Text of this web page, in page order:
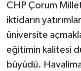
CHP Çorum
iktidarın
üniversite
eğitimin kalitesi
büyüdü.